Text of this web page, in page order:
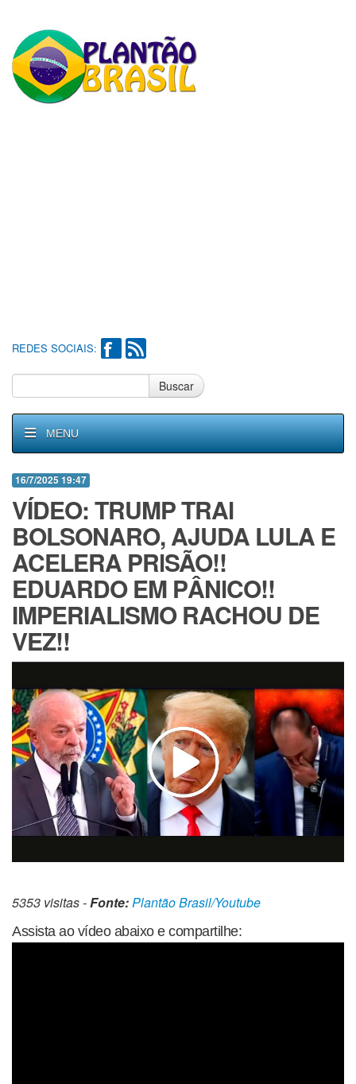
REDES SOCIAIS:
Buscar
MENU
16/7/2025 19:47
VÍDEO: TRUMP TRAl
BOLSONARO, AJUDA LULA E
ACELERA PRlSÃO!!
EDUARDO EM PÂNlCO!!
IMPERIALISMO RACHOU DE
VEZ!!
5353 visitas -Fonte:Plantão Brasil/Youtube
Assista ao vídeo abaixo e compartilhe: